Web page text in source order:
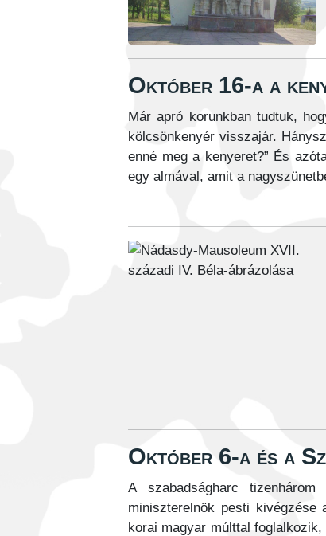
Október 16-a a
Már apró korunkban tudtuk,
kölcsönkenyér visszajár.
enné meg a kenyeret?” És
egy almával, amit a
Október 6-a és a
A szabadságharc
miniszterelnök pesti
korai magyar múlttal